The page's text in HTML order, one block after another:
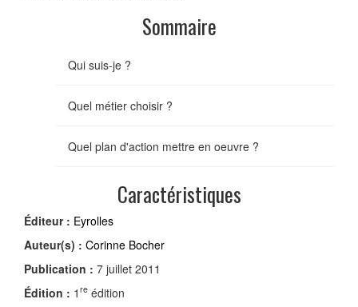
Sommaire
Qui suis-je ?
Quel métier choisir ?
Quel plan d'action mettre en oeuvre ?
Caractéristiques
Éditeur : Eyrolles
Auteur(s) : Corinne Bocher
Publication : 7 juillet 2011
Édition : 1 re édition